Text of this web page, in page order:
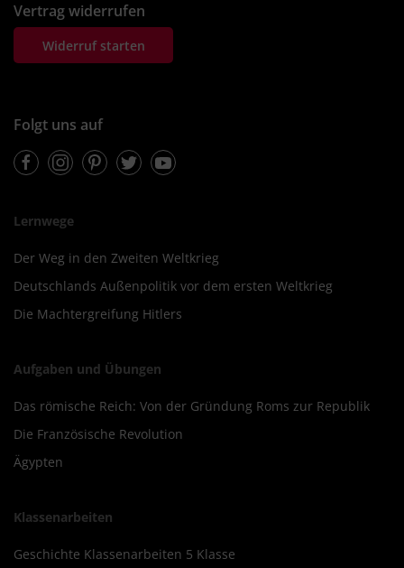
Vertrag widerrufen
Widerruf starten
Folgt uns auf
FacebookInstagramPinterestTwitterYoutube
Lernwege
Der Weg in den Zweiten Weltkrieg
Deutschlands Außenpolitik vor dem ersten Weltkrieg
Die Machtergreifung Hitlers
Aufgaben und Übungen
Das römische Reich: Von der Gründung Roms zur Republik
Die Französische Revolution
Ägypten
Klassenarbeiten
Geschichte Klassenarbeiten 5 Klasse